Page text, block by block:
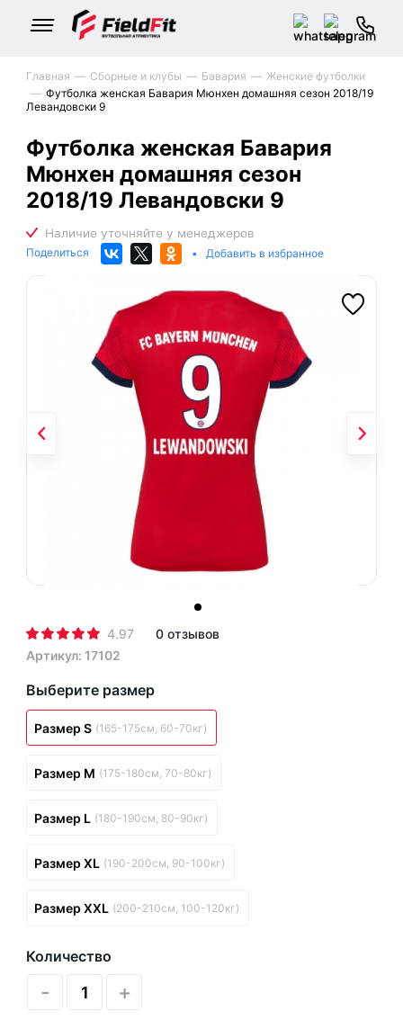
Главная Сборные и клубы Бавария
Женские футболки
Футболка женская Бавария Мюнхен домашняя сезон 2018/19
Левандовски 9
Футболка женская Бавария
Мюнхен домашняя сезон
2018/19 Левандовски 9
Поделиться • Добавить в избранное
4.97
0 отзывов
Артикул: 17102
Выберите размер
Размер S (165-175см, 60-70кг)
Размер M (175-180см, 70-80кг)
Размер L (180-190см, 80-90кг)
Размер XL (190-200см, 90-100кг)
Размер XXL (200-210см, 100-120кг)
Количество
- +